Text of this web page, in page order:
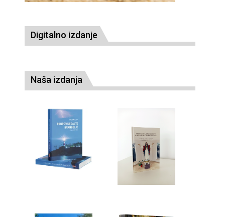
Digitalno izdanje
Naša izdanja